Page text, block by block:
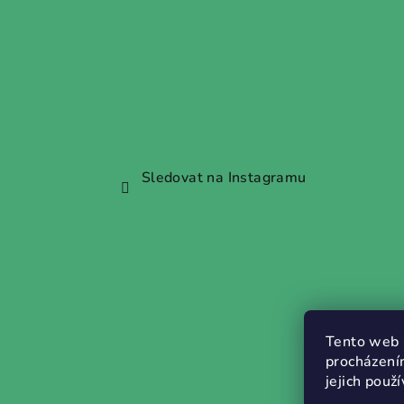
Tento web
jejich
Sledovat na Instagramu